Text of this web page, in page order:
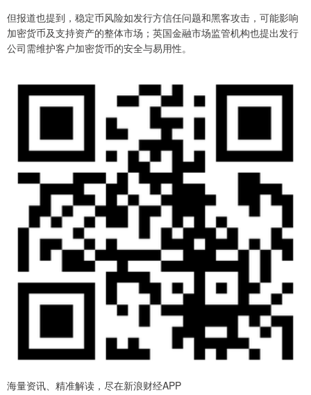
但报道也提到，稳定币风险如发行方信任问题和黑客攻击，可能影响
加密货币及支持资产的整体市场；英国金融市场监管机构也提出发行
公司需维护客户加密货币的安全与易用性。
海量资讯、精准解读，尽在新浪财经APP